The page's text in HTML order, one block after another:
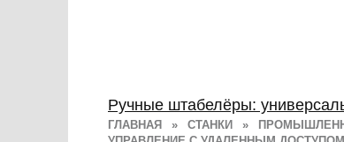
ГЛАВНАЯ » СТАНКИ »
Ручные штабелёры: